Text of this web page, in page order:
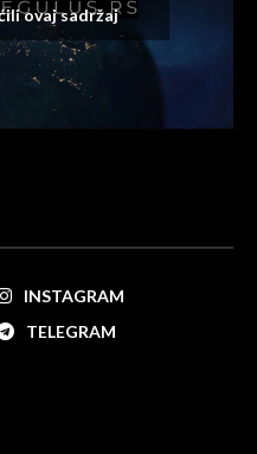
ovaj sadržaj
INSTAGRAM
TELEGRAM